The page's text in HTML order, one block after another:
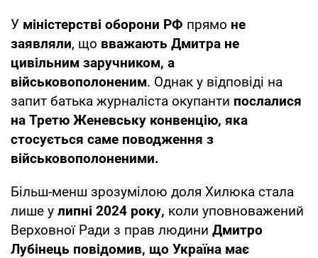
У міністерстві оборони РФ прямо не
заявляли, що вважають Дмитра не
цивільним заручником, а
військовополоненим. Однак у відповіді на
запит батька журналіста окупанти послалися
на Третю Женевську конвенцію, яка
стосується саме поводження з
військовополоненими.
Більш-менш зрозумілою доля Хилюка стала
лише у липні 2024 року, коли уповноважений
Верховної Ради з прав людини Дмитро
Лубінець повідомив, що Україна має